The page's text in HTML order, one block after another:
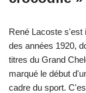
René Lacoste s'est
des années 1920,
titres du Grand
marqué le début
cadre du sport.